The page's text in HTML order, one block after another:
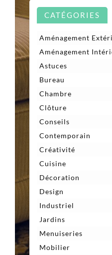
CATÉGORIES
Aménagement
Aménagement
Astuces
Bureau
Chambre
Clôture
Conseils
Contemporain
Créativité
Cuisine
Décoration
Design
Industriel
Jardins
Menuiseries
Mobilier